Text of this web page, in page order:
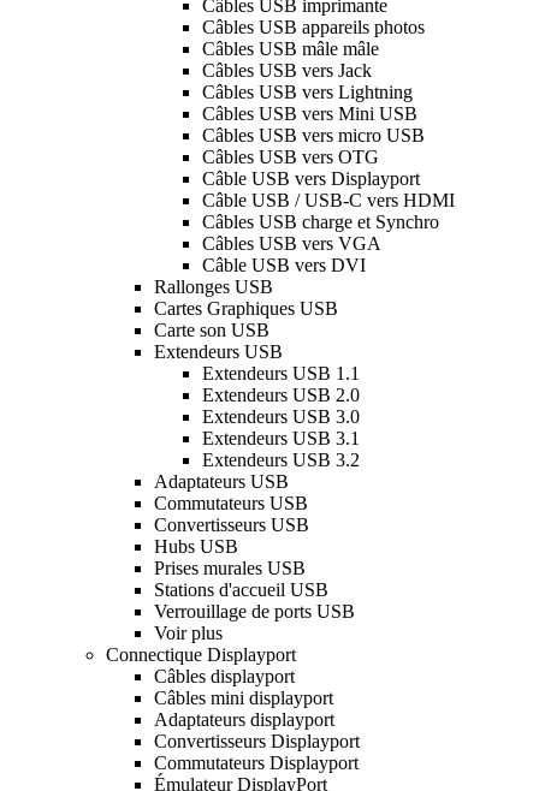
Câbles USB imprimante
Câbles USB appareils photos
Câbles USB mâle mâle
Câbles USB vers Jack
Câbles USB vers Lightning
Câbles USB vers Mini USB
Câbles USB vers micro USB
Câbles USB vers OTG
Câble USB vers Displayport
Câble USB / USB-C vers HDMI
Câbles USB charge et Synchro
Câbles USB vers VGA
Câble USB vers DVI
Rallonges USB
Cartes Graphiques USB
Carte son USB
Extendeurs USB
Extendeurs USB 1.1
Extendeurs USB 2.0
Extendeurs USB 3.0
Extendeurs USB 3.1
Extendeurs USB 3.2
Adaptateurs USB
Commutateurs USB
Convertisseurs USB
Hubs USB
Prises murales USB
Stations d'accueil USB
Verrouillage de ports USB
Voir plus
Connectique Displayport
Câbles displayport
Câbles mini displayport
Adaptateurs displayport
Convertisseurs Displayport
Commutateurs Displayport
Émulateur DisplayPort